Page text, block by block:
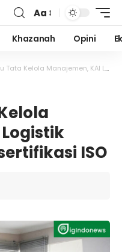
Font
Resizer
Aa
Khazanah Opini
Manajemen, KAI Logistik Jalani Proses Resertifikasi ISO
ISO